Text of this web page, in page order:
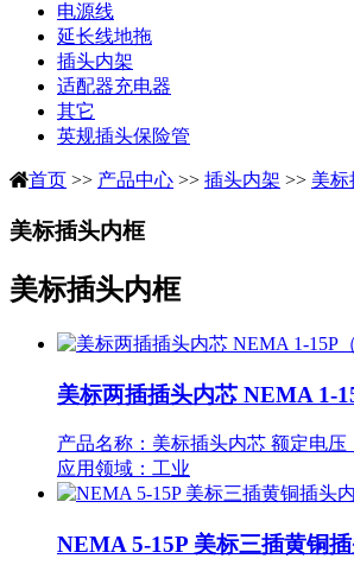
电源线
延长线地拖
插头内架
适配器充电器
其它
英规插头保险管
首页 >> 产品中心 >> 插头内架 >> 美标
美标插头内框
美标插头内框
美标两插插头内芯 NEMA 1-
产品名称：美标插头内芯 额定电压
应用领域：工业
NEMA 5-15P 美标三插黄铜